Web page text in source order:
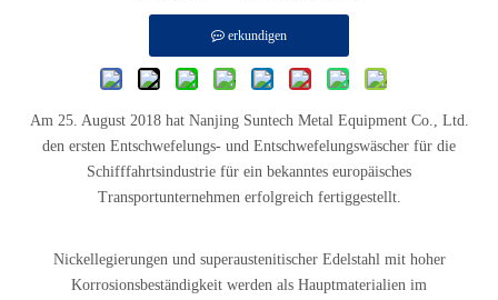
erkundigen
Am 25. August 2018 hat Nanjing Suntech Metal Equipment Co., Ltd.
den ersten Entschwefelungs- und Entschwefelungswäscher für die
Schifffahrtsindustrie für ein bekanntes europäisches
Transportunternehmen erfolgreich fertiggestellt.
Nickellegierungen und superaustenitischer Edelstahl mit hoher
Korrosionsbeständigkeit werden als Hauptmaterialien im